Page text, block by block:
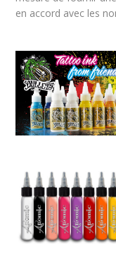
en accord avec les